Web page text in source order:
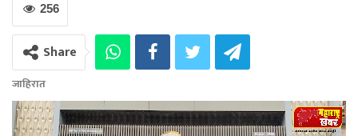
256
Share
जाहिरात
Video
Player